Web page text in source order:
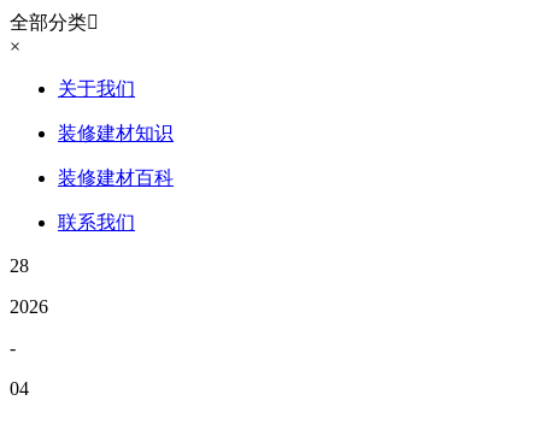
全部分类
×
关于我们
装修建材知识
装修建材百科
联系我们
28
2026
-
04